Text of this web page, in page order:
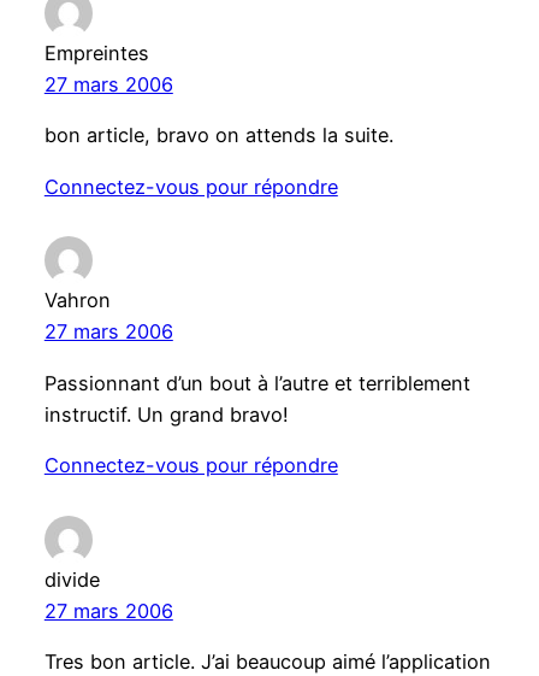
Empreintes
27 mars 2006
bon article, bravo on attends la suite.
Connectez-vous pour répondre
Vahron
27 mars 2006
Passionnant d’un bout à l’autre et terriblement
instructif. Un grand bravo!
Connectez-vous pour répondre
divide
27 mars 2006
Tres bon article. J’ai beaucoup aimé l’application